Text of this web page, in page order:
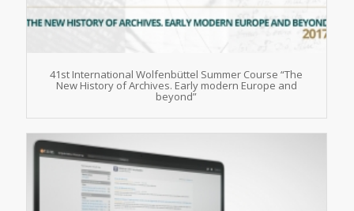
41st International Wolfenbüttel Summer Course “The
New History of Archives. Early modern Europe and
beyond”